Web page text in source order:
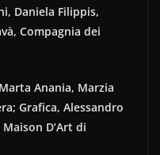
Daniela Filippis,
Compagnia dei
Anania, Marzia
Grafica, Alessandro
D’Art di